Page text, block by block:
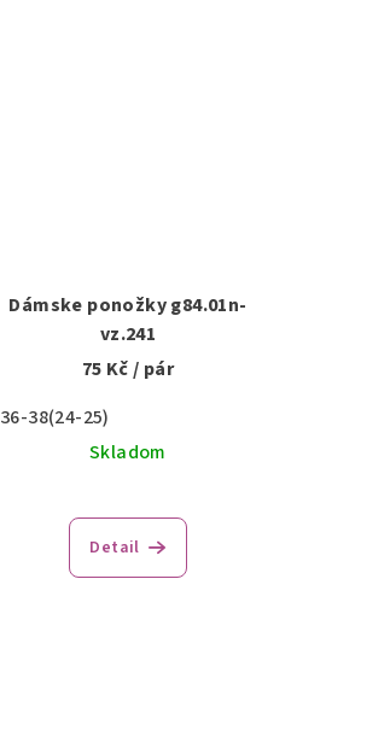
Dámske ponožky g84.01n-
vz.241
75 Kč/ pár
36-38(24-25)
Skladom
Detail